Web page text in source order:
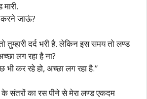
करने जाऊं?
तुम्हारी दर्द भरी है. लेकिन इस समय तो लण्ड
लग रहा है ना?
भी कर रहे हो, अच्छा लग रहा है.”
संतरों का रस पीने से मेरा लण्ड एकदम